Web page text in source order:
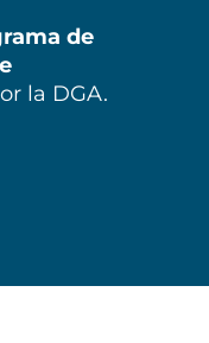
de
la DGA.